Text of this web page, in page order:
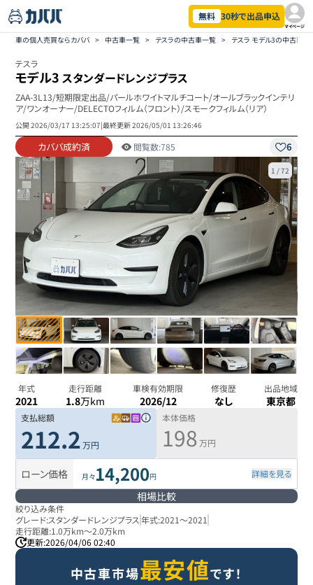
無料 30秒で出品申込
マイページ
車の個人売買ならカババ > 中古車一覧 > テスラの中古車一覧 > テスラ モデル3の中古車一
テスラ
モデル3 スタンダードレンジプラス
ZAA-3L13/短期限定出品/パールホワイトマルチコート/オールブラックインテリ
ア/ワンオーナー/DELECTOフィルム（フロント）/スモークフィルム（リア）
公開2026/03/17 13:25:07|最終更新2026/05/01 13:26:46
カババ成約済 閲覧数:785 6
1 /72
年式
2021
走行距離
1.8万km
車検有効期限
2026/12
修復歴
なし
出品地域
東京都
支払総額
212.2 万円
本体価格
198 万円
ローン価格 月々14,200円 詳細を見る
相場比較
絞り込み条件
グレード:スタンダードレンジプラス 年式:2021～2021
走行距離:1.0万km～2.0万km
更新:2026/04/06 02:40
中古車市場最安値です！